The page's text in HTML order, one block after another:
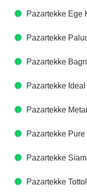
Pazartekke Ege
Pazartekke
Pazartekke
Pazartekke
Pazartekke
Pazartekke
Pazartekke
Pazartekke